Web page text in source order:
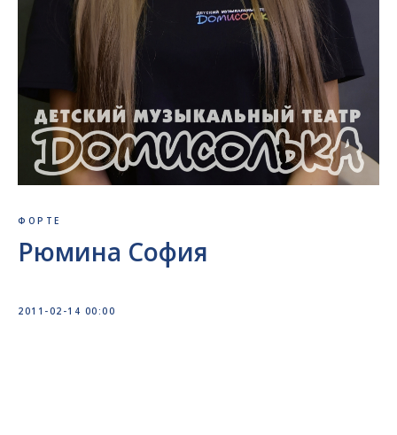
ФОРТЕ
Рюмина София
2011-02-14 00:00